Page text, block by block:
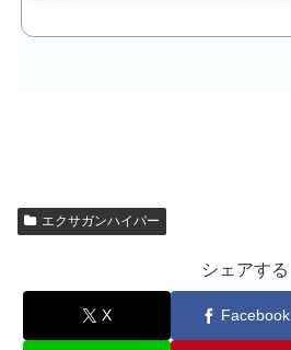
エクサガンハイパー
シェアする
X Facebook